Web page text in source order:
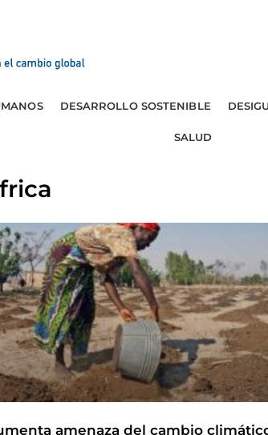
DESARROLLO SOSTENIBLE
SALUD
amenaza del cambio